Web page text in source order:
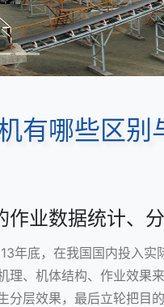
有哪些区别
业数据统计、
年底，在我国国内投入实
理、机体结构、作业效果
层效果，最后立轮把目